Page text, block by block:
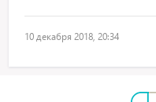
10 декабря 2018, 20:34